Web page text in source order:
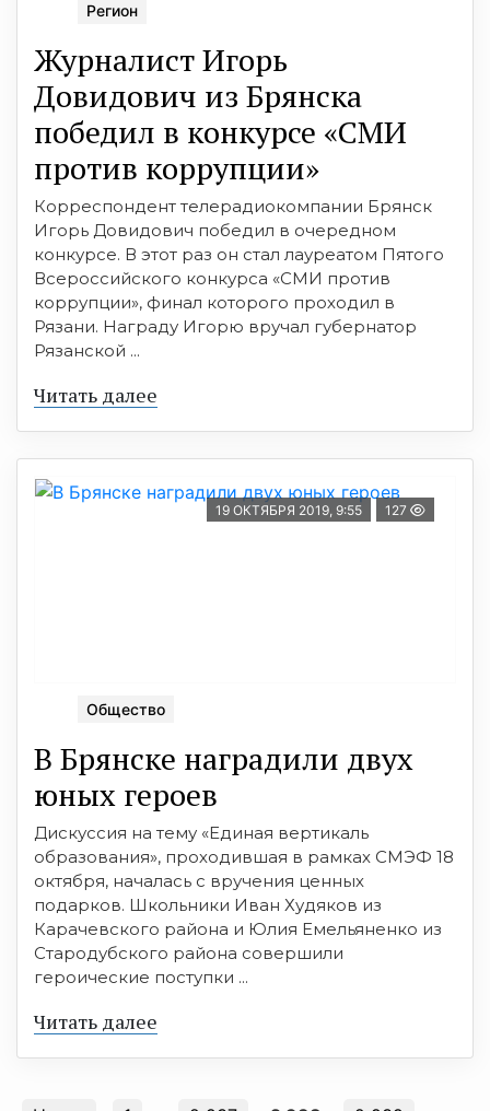
Регион
Журналист Игорь
Довидович из Брянска
победил в конкурсе «СМИ
против коррупции»
Корреспондент телерадиокомпании Брянск
Игорь Довидович победил в очередном
конкурсе. В этот раз он стал лауреатом Пятого
Всероссийского конкурса «СМИ против
коррупции», финал которого проходил в
Рязани. Награду Игорю вручал губернатор
Рязанской ...
Читать далее
19 ОКТЯБРЯ 2019, 9:55 127
Общество
В Брянске наградили двух
юных героев
Дискуссия на тему «Единая вертикаль
образования», проходившая в рамках СМЭФ 18
октября, началась с вручения ценных
подарков. Школьники Иван Худяков из
Карачевского района и Юлия Емельяненко из
Стародубского района совершили
героические поступки ...
Читать далее